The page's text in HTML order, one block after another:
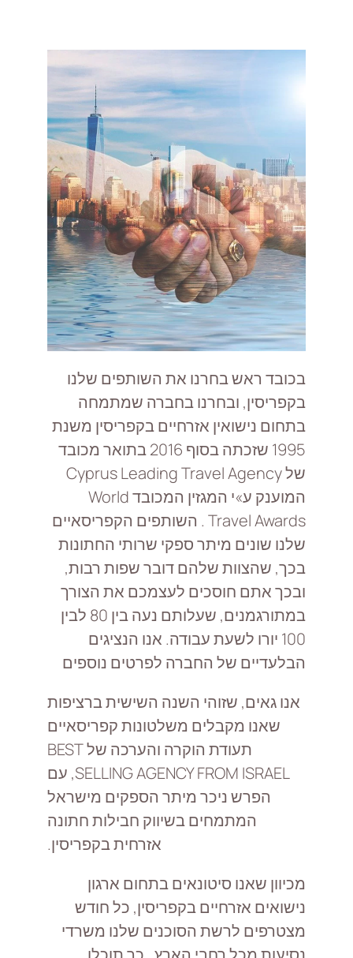
בכובד ראש בחרנו את השותפים שלנו
בקפריסין, ובחרנו בחברה שמתמחה
בתחום נישואין אזרחיים בקפריסין משנת
1995 שזכתה בסוף 2016 בתואר מכובד
של Cyprus Leading Travel Agency
המוענק ע»י המגזין המכובד World
Travel Awards . השותפים הקפריסאיים
שלנו שונים מיתר ספקי שרותי החתונות
בכך, שהצוות שלהם דובר שפות רבות,
ובכך אתם חוסכים לעצמכם את הצורך
במתורגמנים, שעלותם נעה בין 80 לבין
100 יורו לשעת עבודה. אנו הנציגים
הבלעדיים של החברה לפרטים נוספים
אנו גאים, שזוהי השנה השישית ברציפות
שאנו מקבלים משלטונות קפריסאיים
תעודת הוקרה והערכה של BEST
SELLING AGENCY FROM ISRAEL, עם
הפרש ניכר מיתר הספקים מישראל
המתמחים בשיווק חבילות חתונה
אזרחית בקפריסין.
מכיוון שאנו סיטונאים בתחום ארגון
נישואים אזרחיים בקפריסין, כל חודש
מצטרפים לרשת הסוכנים שלנו משרדי